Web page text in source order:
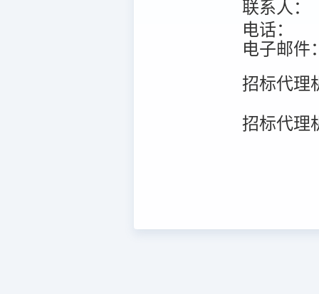
联系人：
电话：
电子邮件
招标代理
招标代理